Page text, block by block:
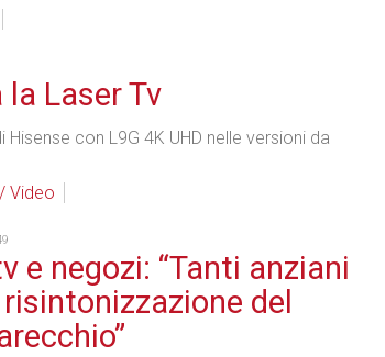
Laser Tv
con L9G 4K UHD nelle versioni da
Video
e negozi: “Tanti anziani
del